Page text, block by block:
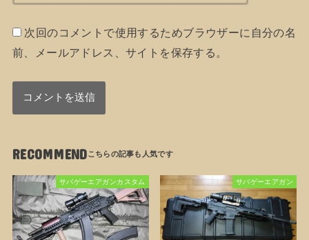
次回のコメントで使用するためブラウザーに自分の名
前、メールアドレス、サイトを保存する。
RECOMMEND
サバゲーエアガンカスタム サバゲーエアガン